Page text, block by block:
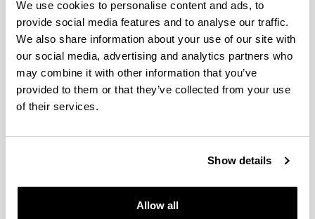
We use cookies to personalise content and ads, to
provide social media features and to analyse our traffic.
We also share information about your use of our site with
our social media, advertising and analytics partners who
may combine it with other information that you’ve
provided to them or that they’ve collected from your use
of their services.
Show details
Allow all
hasta el 24 de noviembre de
presentación de solicitudes a la
convocatoria Ramón y Cajal
2025, tanto para las personas
investigadoras solicitantes como
para la entidad UPV/EHU,
Ayudas postdoctorales Juan de la Cierva